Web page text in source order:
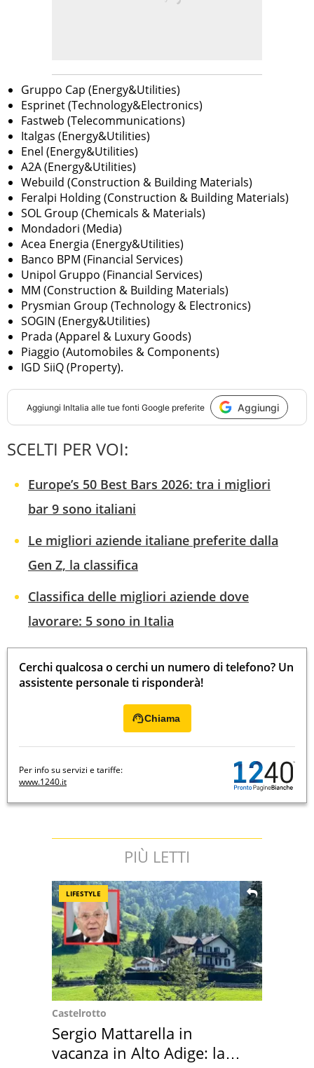
Gruppo Cap (Energy&Utilities)
Esprinet (Technology&Electronics)
Fastweb (Telecommunications)
Italgas (Energy&Utilities)
Enel (Energy&Utilities)
A2A (Energy&Utilities)
Webuild (Construction & Building Materials)
Feralpi Holding (Construction & Building Materials)
SOL Group (Chemicals & Materials)
Mondadori (Media)
Acea Energia (Energy&Utilities)
Banco BPM (Financial Services)
Unipol Gruppo (Financial Services)
MM (Construction & Building Materials)
Prysmian Group (Technology & Electronics)
SOGIN (Energy&Utilities)
Prada (Apparel & Luxury Goods)
Piaggio (Automobiles & Components)
IGD SiiQ (Property).
Aggiungi InItalia alle tue fonti Google preferite Aggiungi
SCELTI PER VOI:
Europe’s 50 Best Bars 2026: tra i migliori
bar 9 sono italiani
Le migliori aziende italiane preferite dalla
Gen Z, la classifica
Classifica delle migliori aziende dove
lavorare: 5 sono in Italia
Cerchi qualcosa o cerchi un numero di telefono? Un
assistente personale ti risponderà!
Chiama
Per info su servizi e tariffe:
www.1240.it
PIÙ LETTI
LIFESTYLE
Castelrotto
Sergio Mattarella in
vacanza in Alto Adige: la